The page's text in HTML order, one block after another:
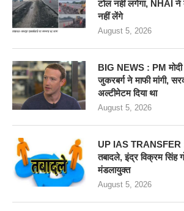
टोल नहीं लगेगा, NHAI
नहीं लेंगे
August 5, 2026
BIG NEWS : PM मोदी
जुकरबर्ग ने माफी मांगी,
अल्टीमेटम दिया था
August 5, 2026
UP IAS
तबादले, इंद्र विक्रम सिंह
मंडलायुक्त
August 5, 2026